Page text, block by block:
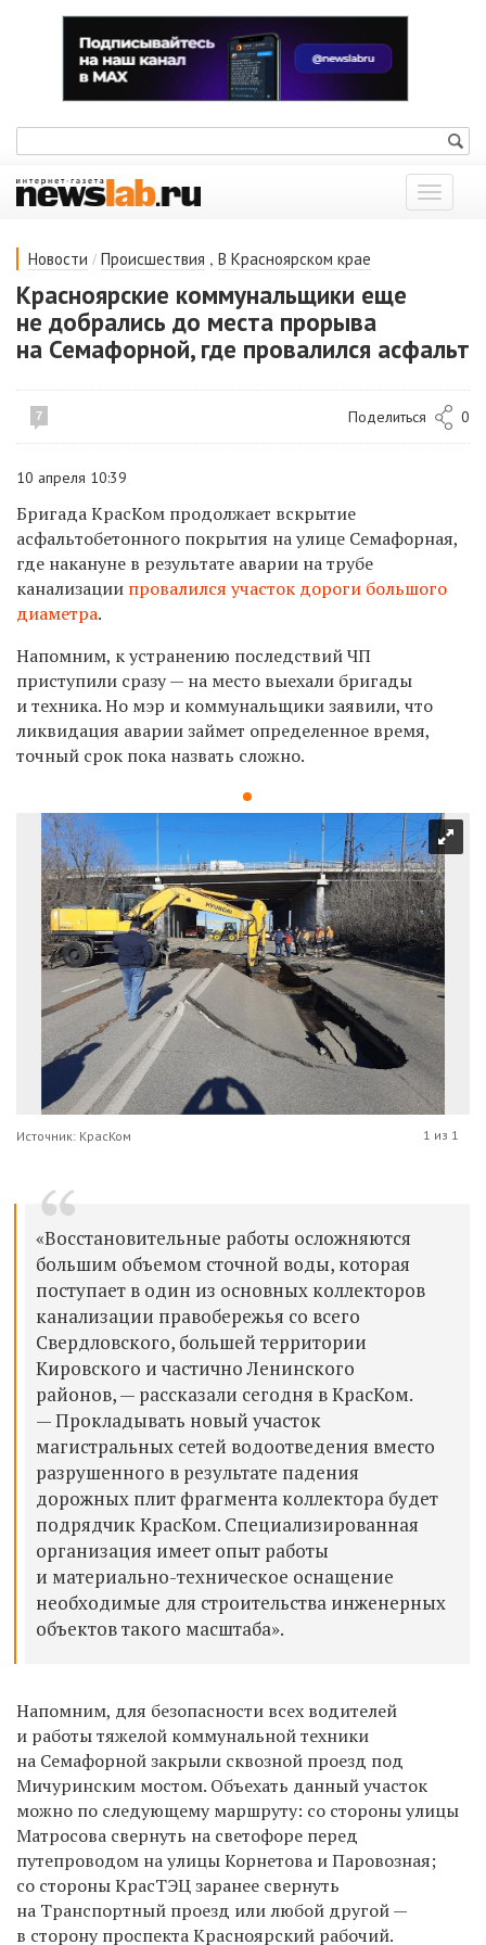
Показать
меню
Новости / Происшествия , В Красноярском крае
Красноярские коммунальщики еще
не добрались до места прорыва
на Семафорной, где провалился асфальт
7 Поделиться 0
10 апреля 10:39
Бригада КрасКом продолжает вскрытие
асфальтобетонного покрытия на улице Семафорная,
где накануне в результате аварии на трубе
канализации провалился участок дороги большого
диаметра.
Напомним, к устранению последствий ЧП
приступили сразу — на место выехали бригады
и техника. Но мэр и коммунальщики заявили, что
ликвидация аварии займет определенное время,
точный срок пока назвать сложно.
Источник: КрасКом 1 из 1
«Восстановительные работы осложняются
большим объемом сточной воды, которая
поступает в один из основных коллекторов
канализации правобережья со всего
Свердловского, большей территории
Кировского и частично Ленинского
районов, — рассказали сегодня в КрасКом.
— Прокладывать новый участок
магистральных сетей водоотведения вместо
разрушенного в результате падения
дорожных плит фрагмента коллектора будет
подрядчик КрасКом. Специализированная
организация имеет опыт работы
и материально-техническое оснащение
необходимые для строительства инженерных
объектов такого масштаба».
Напомним, для безопасности всех водителей
и работы тяжелой коммунальной техники
на Семафорной закрыли сквозной проезд под
Мичуринским мостом. Объехать данный участок
можно по следующему маршруту: со стороны улицы
Матросова свернуть на светофоре перед
путепроводом на улицы Корнетова и Паровозная;
со стороны КрасТЭЦ заранее свернуть
на Транспортный проезд или любой другой —
в сторону проспекта Красноярский рабочий.